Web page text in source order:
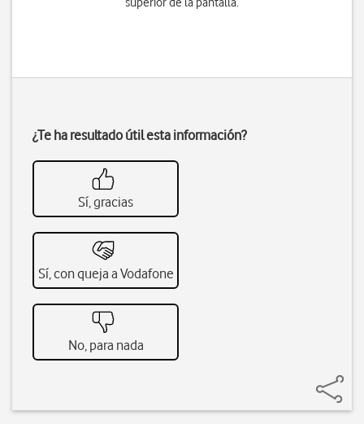
¿Te ha resultado útil esta información?
Sí, gracias
Sí, con queja a Vodafone
No, para nada